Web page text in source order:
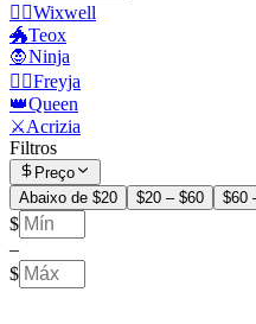
🧙‍♂️Wixwell
🐲Teox
🧛Ninja
🧙‍♀️Freyja
👑Queen
⚔️Acrizia
Filtros
Preço
Abaixo de $20
$20 – $60 $60
$
–
$